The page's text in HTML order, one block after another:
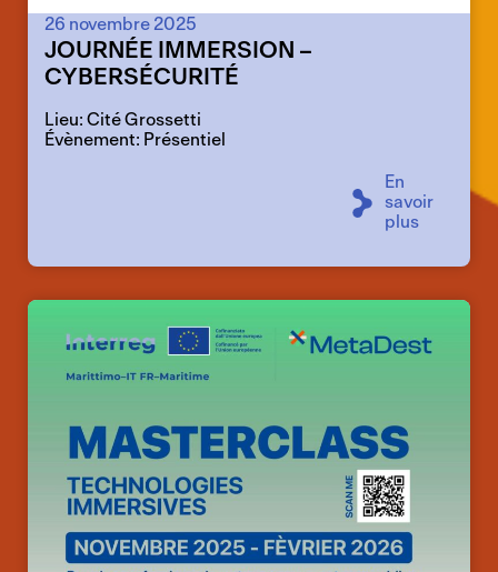
26 novembre 2025
JOURNÉE IMMERSION –
CYBERSÉCURITÉ
Lieu: Cité Grossetti
Évènement: Présentiel
En
savoir
plus